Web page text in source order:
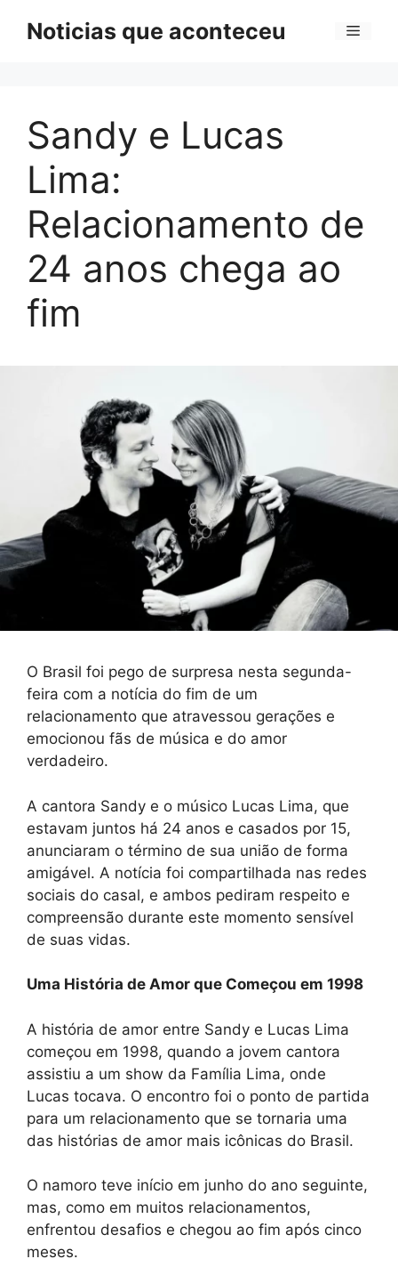
Noticias que aconteceu Menu
Sandy e Lucas
Lima:
Relacionamento de
24 anos chega ao
fim
O Brasil foi pego de surpresa nesta segunda-
feira com a notícia do fim de um
relacionamento que atravessou gerações e
emocionou fãs de música e do amor
verdadeiro.
A cantora Sandy e o músico Lucas Lima, que
estavam juntos há 24 anos e casados por 15,
anunciaram o término de sua união de forma
amigável. A notícia foi compartilhada nas redes
sociais do casal, e ambos pediram respeito e
compreensão durante este momento sensível
de suas vidas.
Uma História de Amor que Começou em 1998
A história de amor entre Sandy e Lucas Lima
começou em 1998, quando a jovem cantora
assistiu a um show da Família Lima, onde
Lucas tocava. O encontro foi o ponto de partida
para um relacionamento que se tornaria uma
das histórias de amor mais icônicas do Brasil.
O namoro teve início em junho do ano seguinte,
mas, como em muitos relacionamentos,
enfrentou desafios e chegou ao fim após cinco
meses.